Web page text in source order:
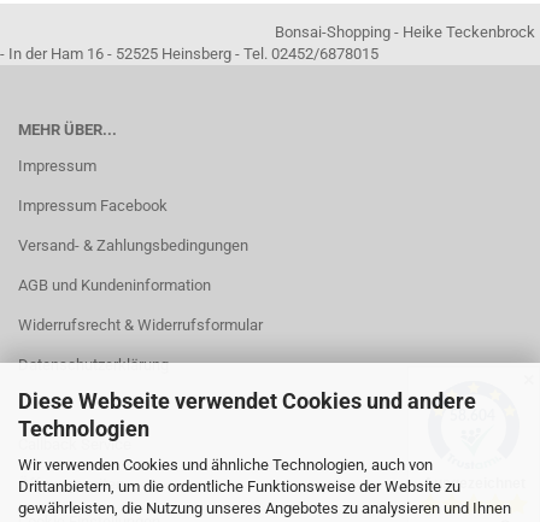
Diese Webseite verwendet Cookies und andere
Technologien
Wir verwenden Cookies und ähnliche Technologien, auch von
Drittanbietern, um die ordentliche Funktionsweise der Website zu
gewährleisten, die Nutzung unseres Angebotes zu analysieren und Ihnen
Bonsai-Shopping - Heike Teckenbrock
- In der Ham 16 - 52525 Heinsberg - Tel. 02452/6878015
MEHR ÜBER...
Impressum
Impressum Facebook
Versand- & Zahlungsbedingungen
AGB und Kundeninformation
Widerrufsrecht & Widerrufsformular
Datenschutzerklärung
Kontakt
Callback Service
Öffnungszeiten